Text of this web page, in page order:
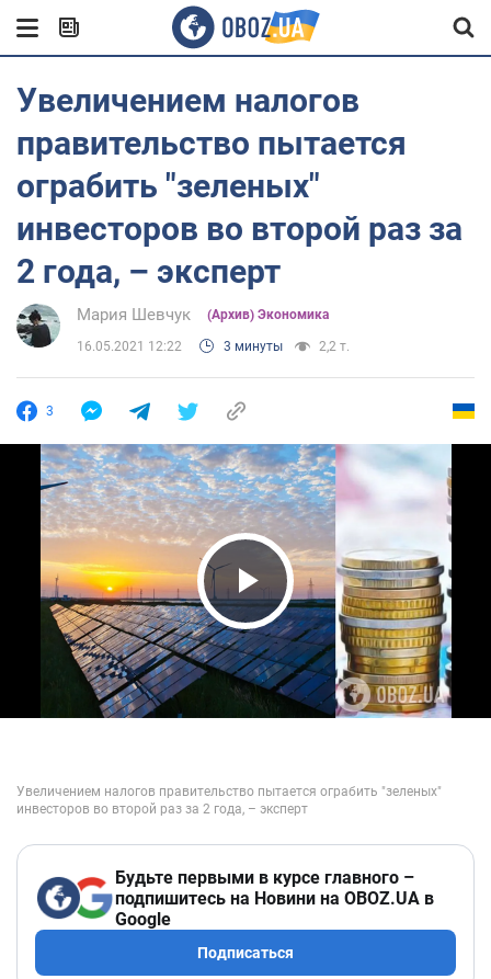
Увеличением налогов
правительство пытается
ограбить "зеленых"
инвесторов во второй раз за
2 года, – эксперт
Мария Шевчук (Архив) Экономика
16.05.2021 12:22 3 минуты 2,2 т.
3
Play Video
Будьте первыми в курсе главного –
подпишитесь на Новини на OBOZ.UA в
Google
Подписаться